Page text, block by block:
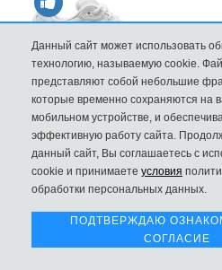
Кроссовки New Balance 9060
10570
Данный сайт может использовать
технологию, называемую cookie.
представляют собой небольшие
которые временно сохраняются на
мобильном устройстве, и
эффективную работу сайта.
данный сайт, Вы соглашаетесь с
cookie и принимаете условия
обработки персональных данных.
ПОДТВЕРЖДАЮ
СОГЛАСИЕ